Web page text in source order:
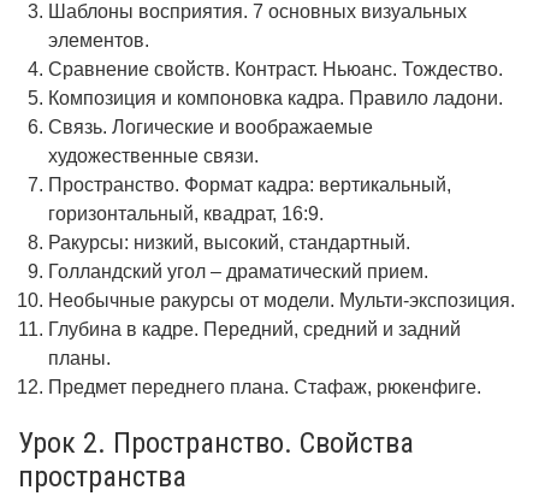
Шаблоны восприятия. 7 основных визуальных
элементов.
Сравнение свойств. Контраст. Ньюанс. Тождество.
Композиция и компоновка кадра. Правило ладони.
Связь. Логические и воображаемые
художественные связи.
Пространство. Формат кадра: вертикальный,
горизонтальный, квадрат, 16:9.
Ракурсы: низкий, высокий, стандартный.
Голландский угол – драматический прием.
Необычные ракурсы от модели. Мульти-экспозиция.
Глубина в кадре. Передний, средний и задний
планы.
Предмет переднего плана. Стафаж, рюкенфиге.
Урок 2. Пространство. Свойства
пространства